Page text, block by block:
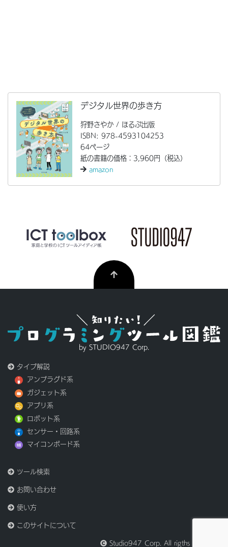
デジタル世界の歩き方
狩野さやか / ほるぷ出版
ISBN: 978-4593104253
64ページ
紙の書籍の価格：3,960円（税込）
amazon
by STUDIO947 Corp.
タイプ解説
アンプラグド系
ガジェット系
アプリ系
ロボット系
センサー・回路系
マイコンボード系
ツール検索
お問い合わせ
使い方
このサイトについて
Studio947 Corp. All rigths reserved.